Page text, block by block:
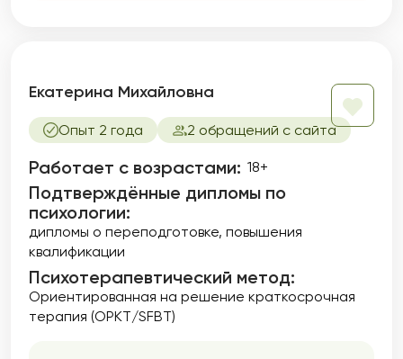
Екатерина Михайловна
Опыт 2 года 2 обращений с сайта
Работает с возрастами: 18+
Подтверждённые дипломы по
психологии:
дипломы о переподготовке повышения
квалификации
Психотерапевтический метод:
Ориентированная на решение краткосрочная
терапия (ОРКТ/SFBT)